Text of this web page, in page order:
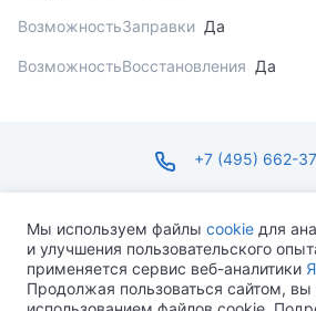
ВозможностьЗаправки Да
ВозможностьВосстановления Да
+7 (495) 662-
ПН-ПТ С 09:00 ДО 18:00 СБ-
Мы используем файлы cookie для
и улучшения пользовательского
применяется сервис веб-аналитики
Продолжая пользоваться сайтом, вы